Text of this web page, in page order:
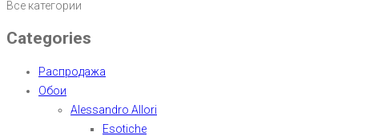
Все категории
Categories
Распродажа
Обои
Alessandro Allori
Esotiche